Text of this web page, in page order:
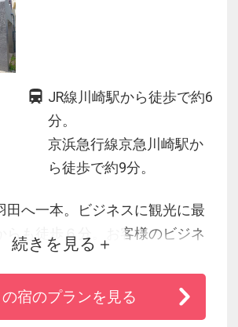
JR線川崎駅から徒歩で約6
分。
京浜急行線京急川崎駅か
ら徒歩で約9分。
田へ一本。ビジネスに観光に最
らも徒歩６分。お客様のビジネ
かりサポートします。
続きを見る
の宿のプランを見る